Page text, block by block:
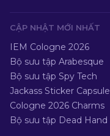
CẬP NHẬT MỚI NHẤT
IEM Cologne 2026
Bộ sưu tập Arabesque
Bộ sưu tập Spy Tech
Jackass Sticker Capsule
Cologne 2026 Charms
Bộ sưu tập Dead Hand